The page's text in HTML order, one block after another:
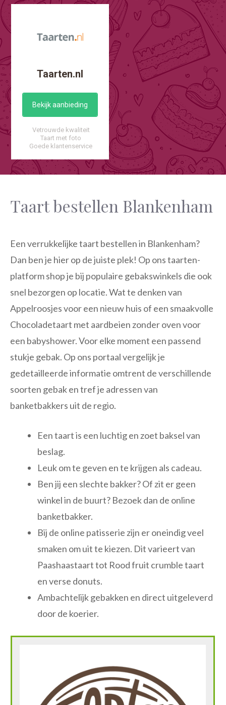
Taarten.nl
Bekijk aanbieding
Vetrouwde kwaliteit
Taart met foto
Goede klantenservice
Taart bestellen Blankenham
Een verrukkelijke taart bestellen in Blankenham?
Dan ben je hier op de juiste plek! Op ons taarten-
platform shop je bij populaire gebakswinkels die ook
snel bezorgen op locatie. Wat te denken van
Appelroosjes voor een nieuw huis of een smaakvolle
Chocoladetaart met aardbeien zonder oven voor
een babyshower. Voor elke moment een passend
stukje gebak. Op ons portaal vergelijk je
gedetailleerde informatie omtrent de verschillende
soorten gebak en tref je adressen van
banketbakkers uit de regio.
Een taart is een luchtig en zoet baksel van
beslag.
Leuk om te geven en te krijgen als cadeau.
Ben jij een slechte bakker? Of zit er geen
winkel in de buurt? Bezoek dan de online
banketbakker.
Bij de online patisserie zijn er oneindig veel
smaken om uit te kiezen. Dit varieert van
Paashaastaart tot Rood fruit crumble taart
en verse donuts.
Ambachtelijk gebakken en direct uitgeleverd
door de koerier.